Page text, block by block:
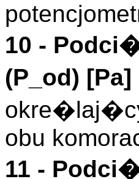
10 -
(P_od) [Pa]
obu
11 -